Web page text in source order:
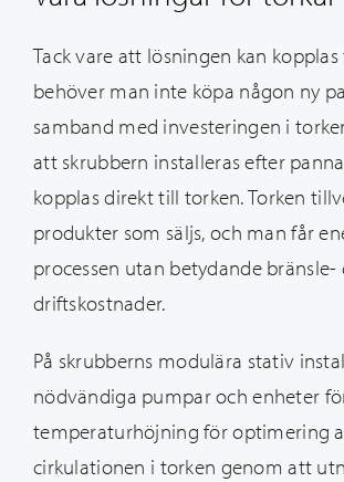
Tack vare att lösningen kan
behöver man inte köpa någon ny
samband med investeringen i
att skrubbern installeras efter
kopplas direkt till torken. Torken
produkter som säljs, och man får
processen utan betydande bränsle-
driftskostnader.
På skrubberns modulära stativ
nödvändiga pumpar och enheter
temperaturhöjning för optimering
cirkulationen i torken genom att